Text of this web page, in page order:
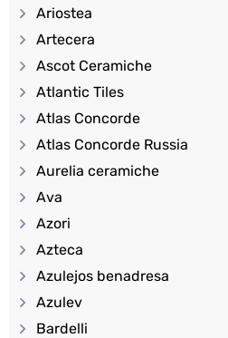
Ariostea
Artecera
Ascot Ceramiche
Atlantic Tiles
Atlas Concorde
Atlas Concorde Russia
Aurelia ceramiche
Ava
Azori
Azteca
Azulejos benadresa
Azulev
Bardelli